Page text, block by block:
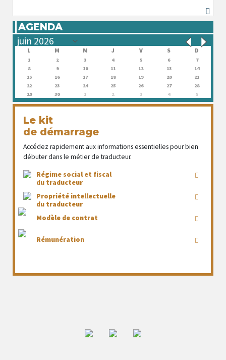
AGENDA
L M M J V S D
1 2 3 4 5 6
7
8
9 10 11 12 13
14
15
16 17 18 19 20
21
22
23 24 25 26 27
28
29
30 1 2 3 4 5
Le kit
de démarrage
Accédez rapidement aux informations essentielles pour bien
débuter dans le métier de traducteur.
Régime social et fiscal
du traducteur
Propriété intellectuelle
du traducteur
Modèle de contrat
Rémunération